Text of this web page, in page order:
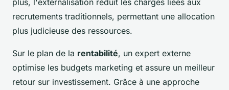
recrutements traditionnels, permettant une allocation
plus judicieuse des ressources.
Sur le plan de la rentabilité, un expert externe
optimise les budgets marketing et assure un meilleur
retour sur investissement. Grâce à une approche